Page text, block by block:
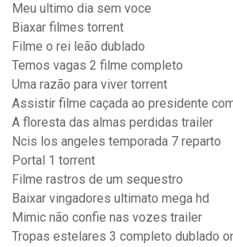
Meu ultimo dia sem voce
Biaxar filmes torrent
Filme o rei leão dublado
Temos vagas 2 filme completo
Uma razão para viver torrent
Assistir filme caçada ao presidente
A floresta das almas perdidas trailer
Ncis los angeles temporada 7 reparto
Portal 1 torrent
Filme rastros de um sequestro
Baixar vingadores ultimato mega hd
Mimic não confie nas vozes trailer
Tropas estelares 3 completo dublado